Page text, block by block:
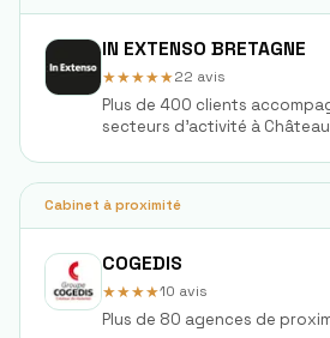
IN EXTENSO BRETAGNE
★★★★★22 avis
Plus de 400 clients
secteurs d'activité à
Cabinet à proximité
COGEDIS
★★★★10 avis
Plus de 80 agences de